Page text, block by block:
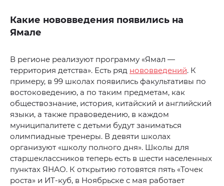
Какие нововведения появились на
Ямале
В регионе реализуют программу «Ямал —
территория детства». Есть ряд нововведений. К
примеру, в 99 школах появились факультативы по
востоковедению, а по таким предметам, как
обществознание, история, китайский и английский
языки, а также правоведению, в каждом
муниципалитете с детьми будут заниматься
олимпиадные тренеры. В девяти школах
организуют «школу полного дня». Школы для
старшеклассников теперь есть в шести населенных
пунктах ЯНАО. К открытию готовятся пять «Точек
роста» и ИТ-куб, в Ноябрьске с мая работает